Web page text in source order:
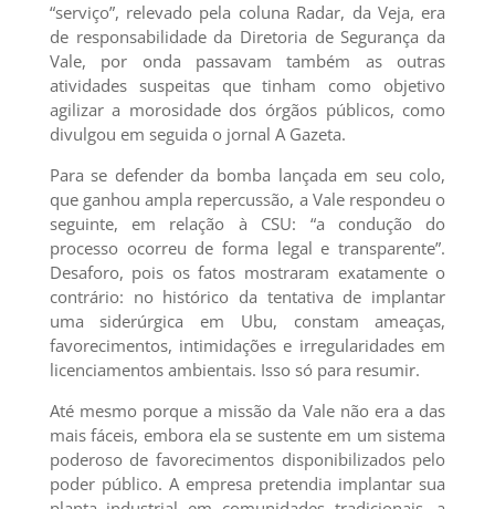
“serviço”, relevado pela coluna Radar, da Veja, era
de responsabilidade da Diretoria de Segurança da
Vale, por onda passavam também as outras
atividades suspeitas que tinham como objetivo
agilizar a morosidade dos órgãos públicos, como
divulgou em seguida o jornal A Gazeta.
Para se defender da bomba lançada em seu colo,
que ganhou ampla repercussão, a Vale respondeu o
seguinte, em relação à CSU: “a condução do
processo ocorreu de forma legal e transparente”.
Desaforo, pois os fatos mostraram exatamente o
contrário: no histórico da tentativa de implantar
uma siderúrgica em Ubu, constam ameaças,
favorecimentos, intimidações e irregularidades em
licenciamentos ambientais. Isso só para resumir.
Até mesmo porque a missão da Vale não era a das
mais fáceis, embora ela se sustente em um sistema
poderoso de favorecimentos disponibilizados pelo
poder público. A empresa pretendia implantar sua